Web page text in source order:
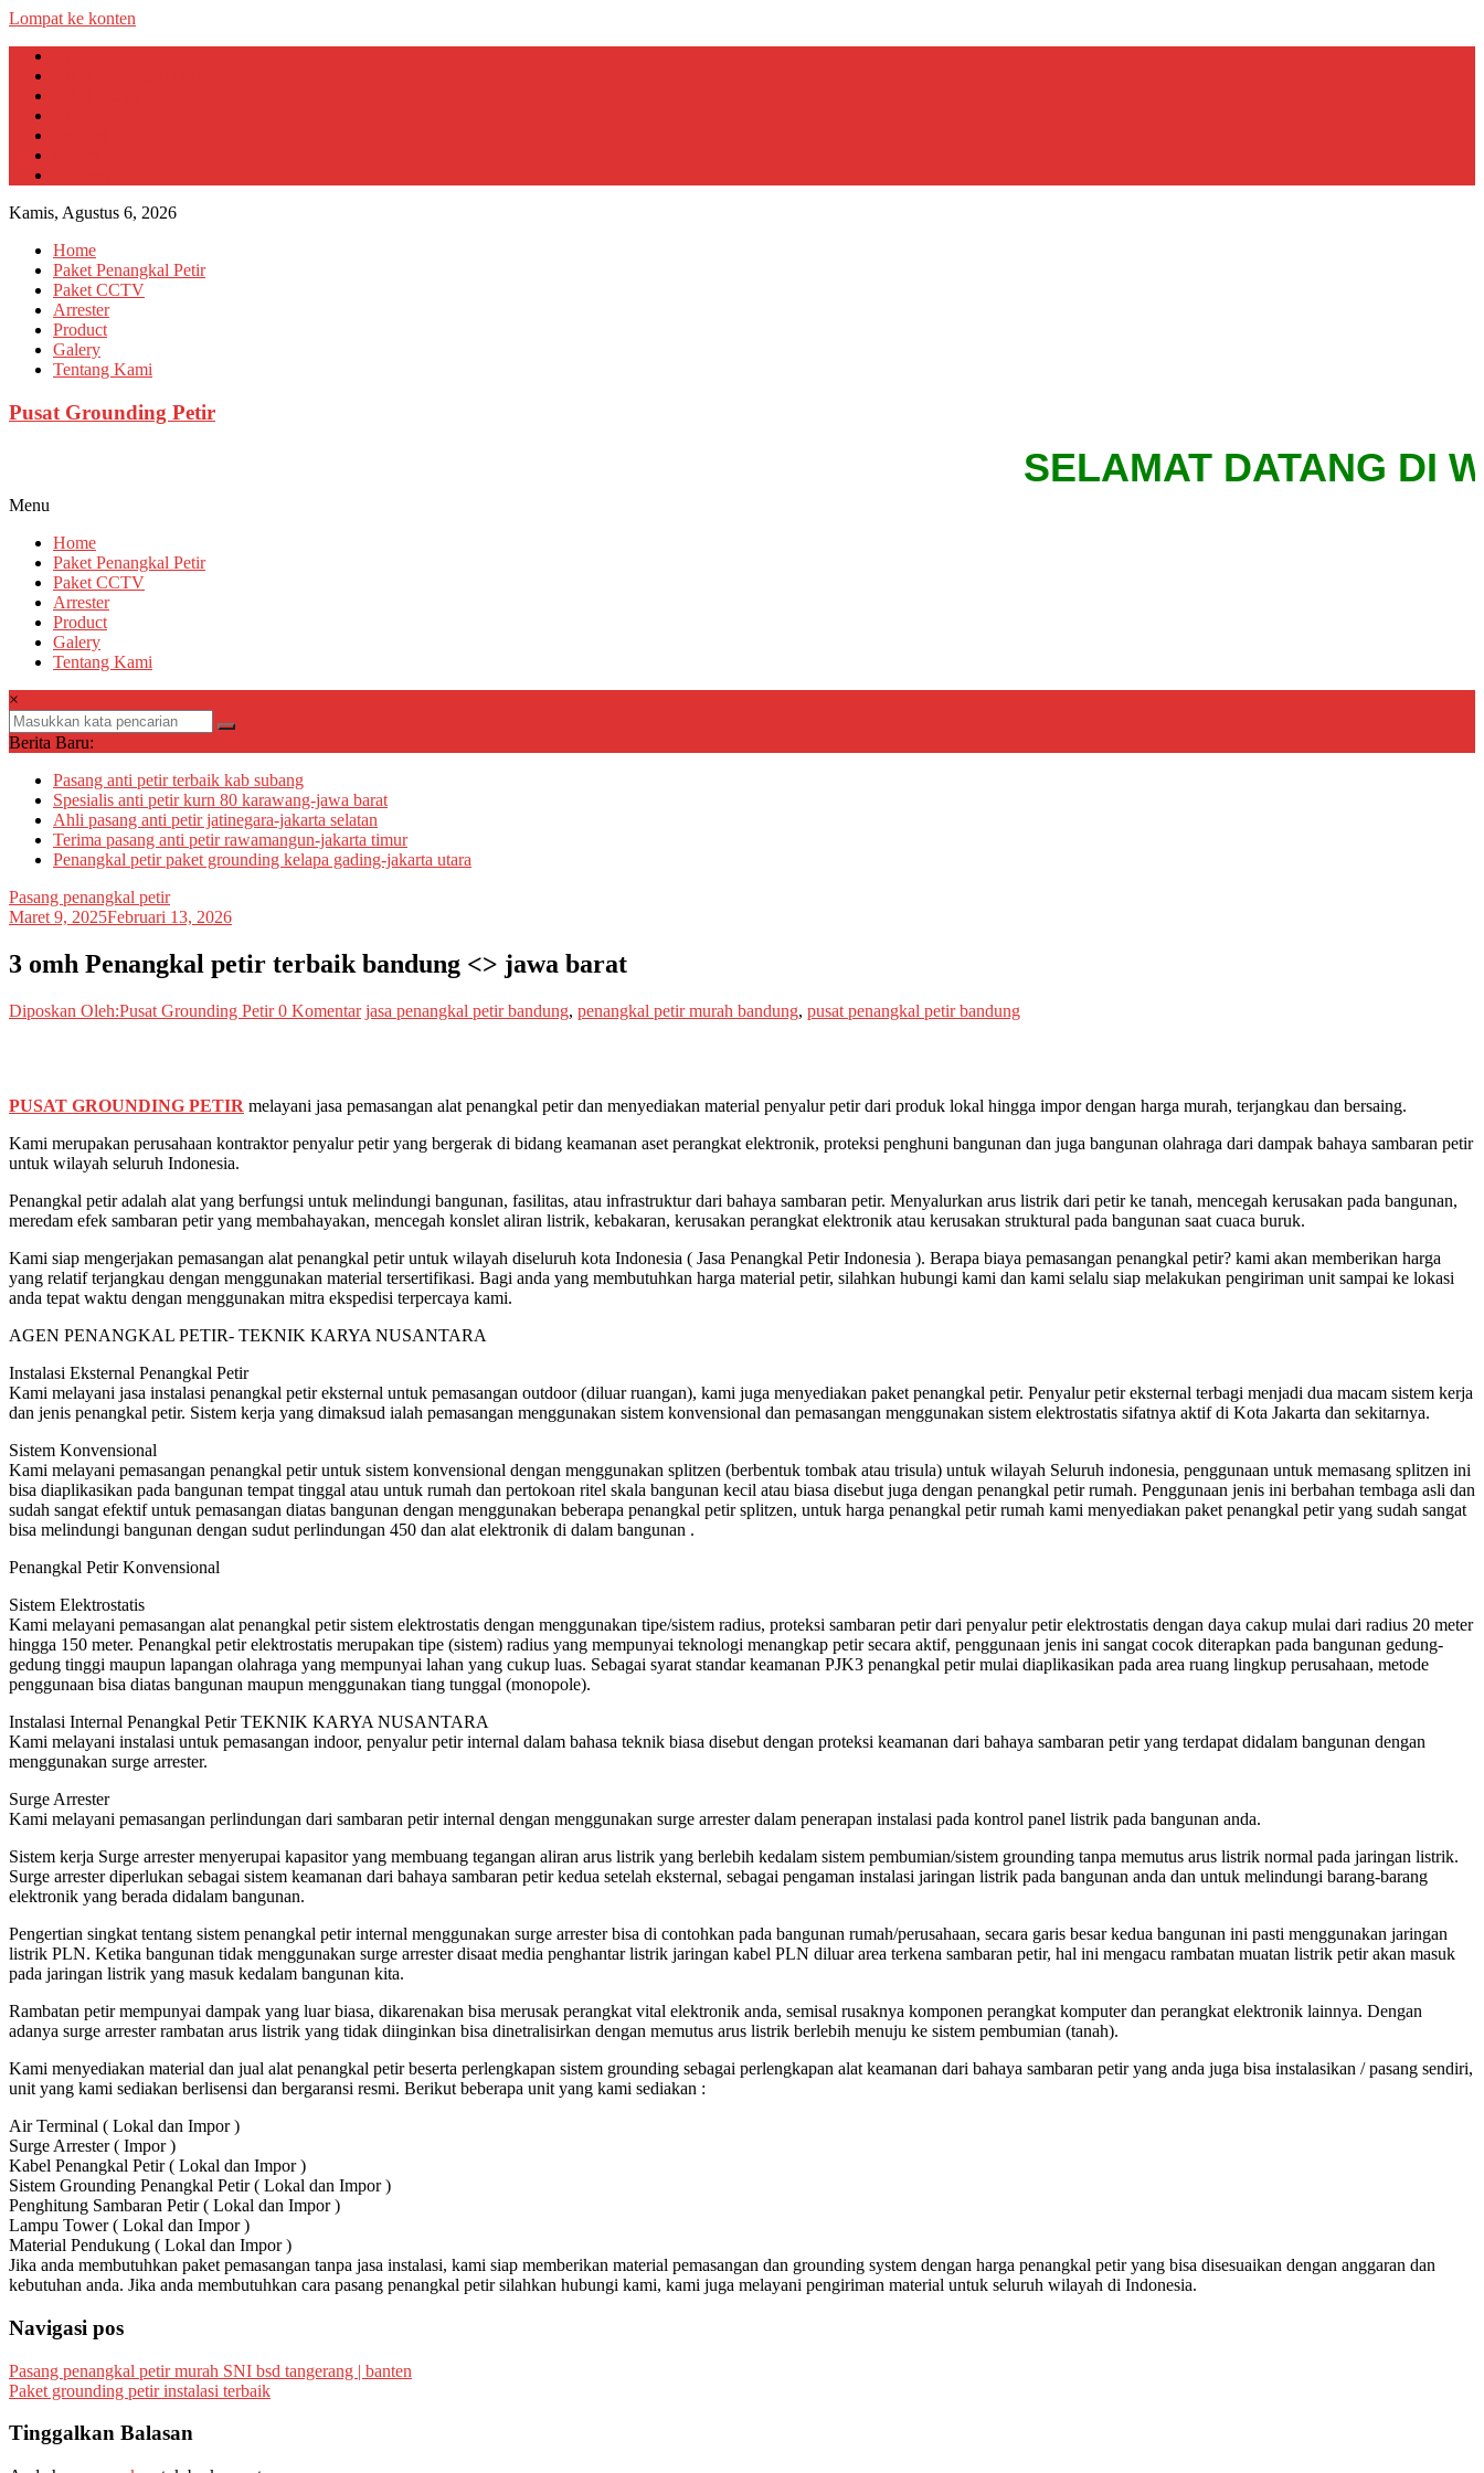
Lompat ke konten
Kamis, Agustus 6, 2026
Home
Paket Penangkal Petir
Paket CCTV
Arrester
Product
Galery
Tentang Kami
Pusat Grounding Petir
SELAMAT DATANG DI
Menu
Home
Paket Penangkal Petir
Paket CCTV
Arrester
Product
Galery
Tentang Kami
×
Berita Baru:
Pasang anti petir terbaik kab subang
Spesialis anti petir kurn 80 karawang-jawa barat
Ahli pasang anti petir jatinegara-jakarta selatan
Terima pasang anti petir rawamangun-jakarta timur
Penangkal petir paket grounding kelapa gading-jakarta utara
Pasang penangkal petir
Maret 9, 2025Februari 13, 2026
3 omh Penangkal petir terbaik bandung <> jawa barat
Diposkan Oleh:Pusat Grounding Petir0 Komentar jasa penangkal petir bandung, penangkal petir murah bandung, pusat penangkal petir bandung
PUSAT GROUNDING PETIR melayani jasa pemasangan alat penangkal petir dan menyediakan material penyalur petir dari produk lokal hingga impor dengan harga murah, terjangkau dan bersaing.
Kami merupakan perusahaan kontraktor penyalur petir yang bergerak di bidang keamanan aset perangkat elektronik, proteksi penghuni bangunan dan juga bangunan olahraga dari dampak bahaya sambaran petir
untuk wilayah seluruh Indonesia.
Penangkal petir adalah alat yang berfungsi untuk melindungi bangunan, fasilitas, atau infrastruktur dari bahaya sambaran petir. Menyalurkan arus listrik dari petir ke tanah, mencegah kerusakan pada bangunan,
meredam efek sambaran petir yang membahayakan, mencegah konslet aliran listrik, kebakaran, kerusakan perangkat elektronik atau kerusakan struktural pada bangunan saat cuaca buruk.
Kami siap mengerjakan pemasangan alat penangkal petir untuk wilayah diseluruh kota Indonesia ( Jasa Penangkal Petir Indonesia ). Berapa biaya pemasangan penangkal petir? kami akan memberikan harga
yang relatif terjangkau dengan menggunakan material tersertifikasi. Bagi anda yang membutuhkan harga material petir, silahkan hubungi kami dan kami selalu siap melakukan pengiriman unit sampai ke lokasi
anda tepat waktu dengan menggunakan mitra ekspedisi terpercaya kami.
AGEN PENANGKAL PETIR- TEKNIK KARYA NUSANTARA
Instalasi Eksternal Penangkal Petir
Kami melayani jasa instalasi penangkal petir eksternal untuk pemasangan outdoor (diluar ruangan), kami juga menyediakan paket penangkal petir. Penyalur petir eksternal terbagi menjadi dua macam sistem kerja
dan jenis penangkal petir. Sistem kerja yang dimaksud ialah pemasangan menggunakan sistem konvensional dan pemasangan menggunakan sistem elektrostatis sifatnya aktif di Kota Jakarta dan sekitarnya.
Sistem Konvensional
Kami melayani pemasangan penangkal petir untuk sistem konvensional dengan menggunakan splitzen (berbentuk tombak atau trisula) untuk wilayah Seluruh indonesia, penggunaan untuk memasang splitzen ini
bisa diaplikasikan pada bangunan tempat tinggal atau untuk rumah dan pertokoan ritel skala bangunan kecil atau biasa disebut juga dengan penangkal petir rumah. Penggunaan jenis ini berbahan tembaga asli dan
sudah sangat efektif untuk pemasangan diatas bangunan dengan menggunakan beberapa penangkal petir splitzen, untuk harga penangkal petir rumah kami menyediakan paket penangkal petir yang sudah sangat
bisa melindungi bangunan dengan sudut perlindungan 450 dan alat elektronik di dalam bangunan .
Penangkal Petir Konvensional
Sistem Elektrostatis
Kami melayani pemasangan alat penangkal petir sistem elektrostatis dengan menggunakan tipe/sistem radius, proteksi sambaran petir dari penyalur petir elektrostatis dengan daya cakup mulai dari radius 20 meter
hingga 150 meter. Penangkal petir elektrostatis merupakan tipe (sistem) radius yang mempunyai teknologi menangkap petir secara aktif, penggunaan jenis ini sangat cocok diterapkan pada bangunan gedung-
gedung tinggi maupun lapangan olahraga yang mempunyai lahan yang cukup luas. Sebagai syarat standar keamanan PJK3 penangkal petir mulai diaplikasikan pada area ruang lingkup perusahaan, metode
penggunaan bisa diatas bangunan maupun menggunakan tiang tunggal (monopole).
Instalasi Internal Penangkal Petir TEKNIK KARYA NUSANTARA
Kami melayani instalasi untuk pemasangan indoor, penyalur petir internal dalam bahasa teknik biasa disebut dengan proteksi keamanan dari bahaya sambaran petir yang terdapat didalam bangunan dengan
menggunakan surge arrester.
Surge Arrester
Kami melayani pemasangan perlindungan dari sambaran petir internal dengan menggunakan surge arrester dalam penerapan instalasi pada kontrol panel listrik pada bangunan anda.
Sistem kerja Surge arrester menyerupai kapasitor yang membuang tegangan aliran arus listrik yang berlebih kedalam sistem pembumian/sistem grounding tanpa memutus arus listrik normal pada jaringan listrik.
Surge arrester diperlukan sebagai sistem keamanan dari bahaya sambaran petir kedua setelah eksternal, sebagai pengaman instalasi jaringan listrik pada bangunan anda dan untuk melindungi barang-barang
elektronik yang berada didalam bangunan.
Pengertian singkat tentang sistem penangkal petir internal menggunakan surge arrester bisa di contohkan pada bangunan rumah/perusahaan, secara garis besar kedua bangunan ini pasti menggunakan jaringan
listrik PLN. Ketika bangunan tidak menggunakan surge arrester disaat media penghantar listrik jaringan kabel PLN diluar area terkena sambaran petir, hal ini mengacu rambatan muatan listrik petir akan masuk
pada jaringan listrik yang masuk kedalam bangunan kita.
Rambatan petir mempunyai dampak yang luar biasa, dikarenakan bisa merusak perangkat vital elektronik anda, semisal rusaknya komponen perangkat komputer dan perangkat elektronik lainnya. Dengan
adanya surge arrester rambatan arus listrik yang tidak diinginkan bisa dinetralisirkan dengan memutus arus listrik berlebih menuju ke sistem pembumian (tanah).
Kami menyediakan material dan jual alat penangkal petir beserta perlengkapan sistem grounding sebagai perlengkapan alat keamanan dari bahaya sambaran petir yang anda juga bisa instalasikan / pasang sendiri,
unit yang kami sediakan berlisensi dan bergaransi resmi. Berikut beberapa unit yang kami sediakan :
Air Terminal ( Lokal dan Impor )
Surge Arrester ( Impor )
Kabel Penangkal Petir ( Lokal dan Impor )
Sistem Grounding Penangkal Petir ( Lokal dan Impor )
Penghitung Sambaran Petir ( Lokal dan Impor )
Lampu Tower ( Lokal dan Impor )
Material Pendukung ( Lokal dan Impor )
Jika anda membutuhkan paket pemasangan tanpa jasa instalasi, kami siap memberikan material pemasangan dan grounding system dengan harga penangkal petir yang bisa disesuaikan dengan anggaran dan
kebutuhan anda. Jika anda membutuhkan cara pasang penangkal petir silahkan hubungi kami, kami juga melayani pengiriman material untuk seluruh wilayah di Indonesia.
Navigasi pos
Pasang penangkal petir murah SNI bsd tangerang | banten
Paket grounding petir instalasi terbaik
Tinggalkan Balasan